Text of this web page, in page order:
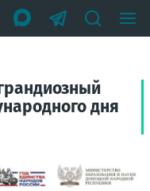
дня